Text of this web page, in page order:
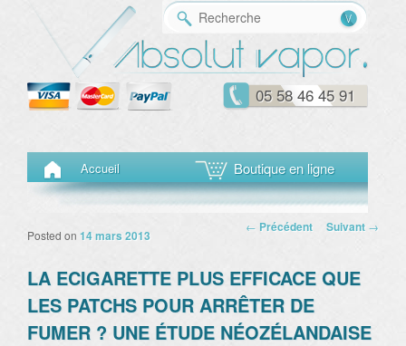
05 58 46 45 91
Menu principal
Aller au contenu principal
Aller au contenu secondaire
Accueil Boutique en ligne
Navigation des
← Précédent Suivant →
LA ECIGARETTE PLUS EFFICACE QUE
LES PATCHS POUR ARRÊTER DE
FUMER ? UNE ÉTUDE NÉOZÉLANDAISE
Posted on 14 mars 2013